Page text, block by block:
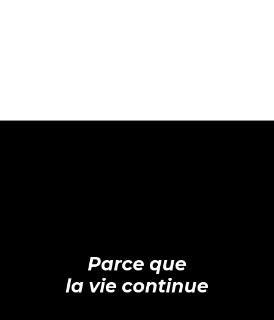
Parce que
la vie continue